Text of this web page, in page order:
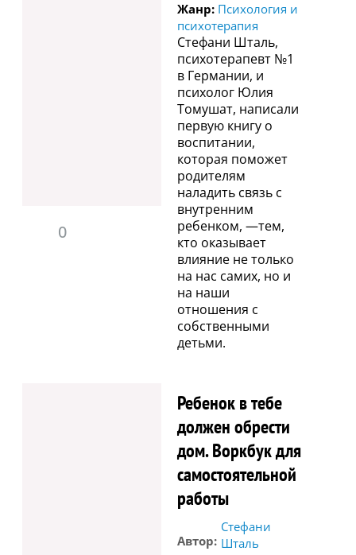
0
Жанр: Психология и
психотерапия
Стефани Шталь,
психотерапевт №1
в Германии, и
психолог Юлия
Томушат, написали
первую книгу о
воспитании,
которая поможет
родителям
наладить связь с
внутренним
ребенком, —тем,
кто оказывает
влияние не только
на нас самих, но и
на наши
отношения с
собственными
детьми.
Ребенок в тебе
должен обрести
дом. Воркбук для
самостоятельной
работы
Автор:
Стефани
Шталь